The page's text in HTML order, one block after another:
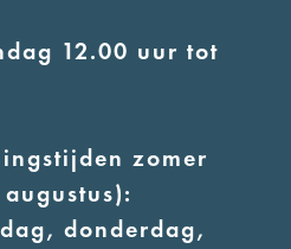
12.00 uur tot
zomer
donderdag,